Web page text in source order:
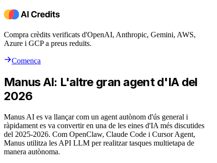
Compra crèdits verificats d'OpenAI, Anthropic, Gemini, AWS,
Azure i GCP a preus reduïts.
Comença
Manus AI: L'altre gran agent d'IA del
2026
Manus AI es va llançar com un agent autònom d'ús general i
ràpidament es va convertir en una de les eines d'IA més discutides
del 2025-2026. Com OpenClaw, Claude Code i Cursor Agent,
Manus utilitza les API LLM per realitzar tasques multietapa de
manera autònoma.